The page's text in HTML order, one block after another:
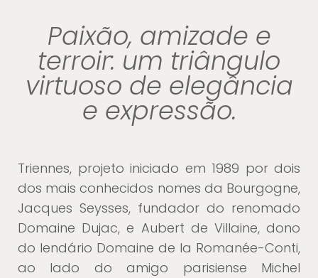
Paixão, amizade e
terroir: um triângulo
virtuoso de elegância
e expressão.
Triennes, projeto iniciado em 1989 por dois
dos mais conhecidos nomes da Bourgogne,
Jacques Seysses, fundador do renomado
Domaine Dujac, e Aubert de Villaine, dono
do lendário Domaine de la Romanée-Conti,
ao lado do amigo parisiense Michel